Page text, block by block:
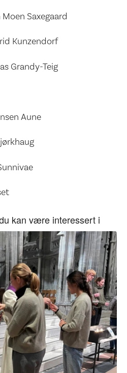
Moen Saxegaard
Kunzendorf
Grandy-Teig
Aune
kan være interessert i